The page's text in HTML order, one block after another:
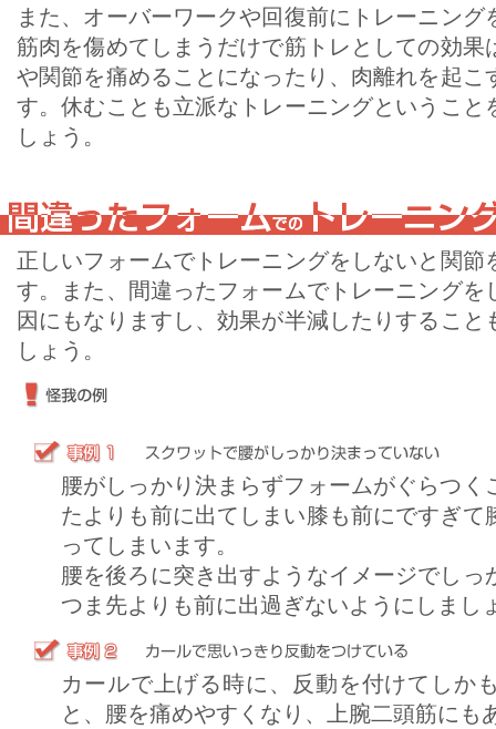
また、オーバーワークや回復前にトレーニング
筋肉を傷めてしまうだけで筋トレとしての効果
や関節を痛めることになったり、肉離れを起こ
す。休むことも立派なトレーニングということ
しょう。
正しいフォームでトレーニングをしないと関節
す。また、間違ったフォームでトレーニングを
因にもなりますし、効果が半減したりすること
しょう。
腰がしっかり決まらずフォームがぐらつく
たよりも前に出てしまい膝も前にですぎて
ってしまいます。
腰を後ろに突き出すようなイメージでしっ
つま先よりも前に出過ぎないようにしまし
カールで上げる時に、反動を付けてしか
と、腰を痛めやすくなり、上腕二頭筋にも